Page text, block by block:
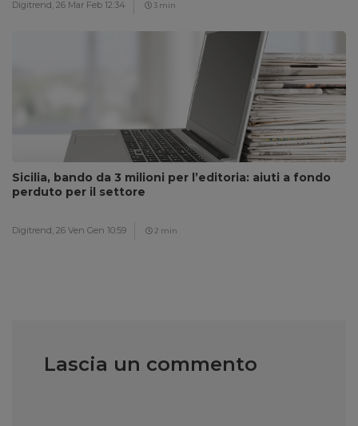
Digitrend, 26 Mar Feb 12:34 3 min
Sicilia, bando da 3 milioni per l’editoria: aiuti a fondo
perduto per il settore
Digitrend, 26 Ven Gen 10:59 2 min
Lascia un commento